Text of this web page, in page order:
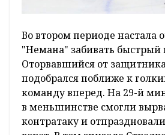
Во втором периоде настала
"Немана" забивать быстрый
Оторвавшийся от
подобрался поближе к
команду вперед. На 29-й
в меньшинстве смогли
контратаку и